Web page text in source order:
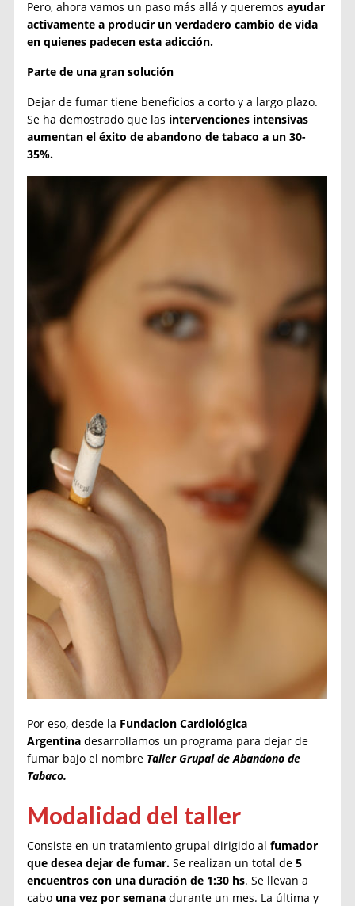
Pero, ahora vamos un paso más allá y queremosayudar
activamente a producir un verdadero cambio de vida
en quienes padecen esta adicción.
Parte de una gran solución
Dejar de fumar tiene beneficios a corto y a largo plazo.
Se ha demostrado que las intervenciones intensivas
aumentan el éxito de abandono de tabaco a un 30-
35%.
Por eso, desde la Fundacion Cardiológica
Argentina desarrollamos un programa para dejar de
fumar bajo el nombre Taller Grupal de Abandono de
Tabaco.
Modalidad del taller
Consiste en un tratamiento grupal dirigido alfumador
que desea dejar de fumar. Se realizan un total de5
encuentros con una duración de 1:30 hs. Se llevan a
cabo una vez por semana durante un mes. La última y